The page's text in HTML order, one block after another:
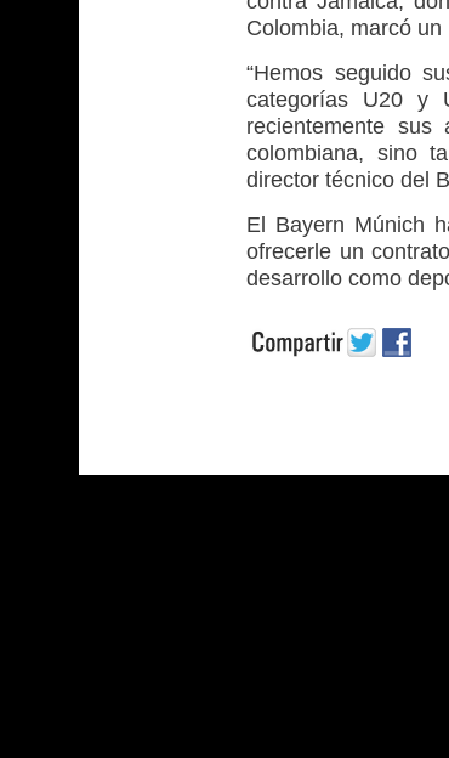
Colombia, marcó
“Hemos seguido
categorías U20 y
recientemente
colombiana, sino
director técnico del
El Bayern Múnich
ofrecerle un
desarrollo como